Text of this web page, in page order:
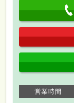
営業時間